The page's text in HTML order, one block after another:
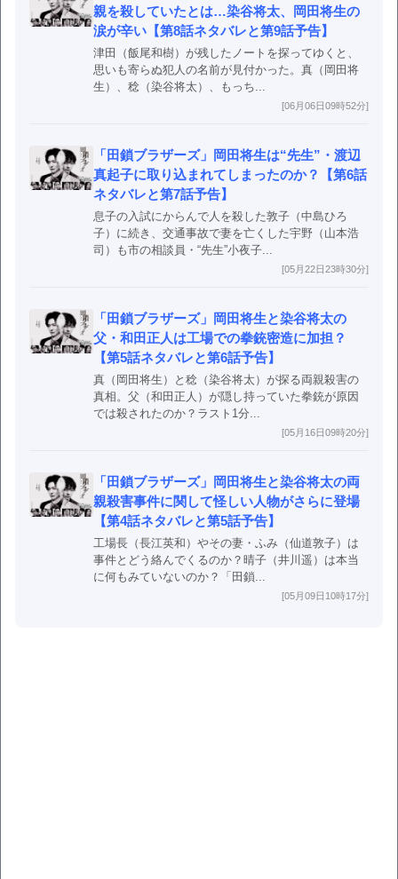
親を殺していたとは…染谷将太、岡田将生の
涙が辛い【第8話ネタバレと第9話予告】
津田（飯尾和樹）が残したノートを探ってゆくと、
思いも寄らぬ犯人の名前が見付かった。真（岡田将
生）、稔（染谷将太）、もっち...
[06月06日09時52分]
「田鎖ブラザーズ」岡田将生は“先生”・渡辺
真起子に取り込まれてしまったのか？【第6話
ネタバレと第7話予告】
息子の入試にからんで人を殺した敦子（中島ひろ
子）に続き、交通事故で妻を亡くした宇野（山本浩
司）も市の相談員・“先生”小夜子...
[05月22日23時30分]
「田鎖ブラザーズ」岡田将生と染谷将太の
父・和田正人は工場での拳銃密造に加担？
【第5話ネタバレと第6話予告】
真（岡田将生）と稔（染谷将太）が探る両親殺害の
真相。父（和田正人）が隠し持っていた拳銃が原因
では殺されたのか？ラスト1分...
[05月16日09時20分]
「田鎖ブラザーズ」岡田将生と染谷将太の両
親殺害事件に関して怪しい人物がさらに登場
【第4話ネタバレと第5話予告】
工場長（長江英和）やその妻・ふみ（仙道敦子）は
事件とどう絡んでくるのか？晴子（井川遥）は本当
に何もみていないのか？「田鎖...
[05月09日10時17分]